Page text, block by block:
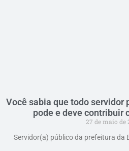
Você sabia que todo servidor
pode e deve contribuir
27 de maio de
Servidor(a) público da prefeitura da